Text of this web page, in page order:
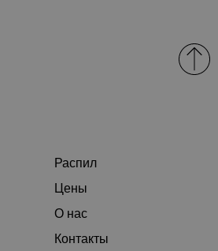
Распил
Цены
О нас
Контакты